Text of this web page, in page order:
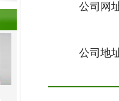
公司网址
公司地址